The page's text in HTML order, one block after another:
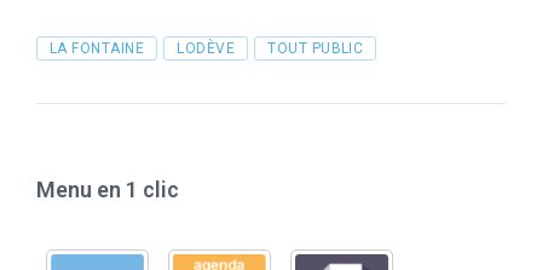
Tags
LA FONTAINE LODÈVE TOUT PUBLIC
Menu en 1 clic